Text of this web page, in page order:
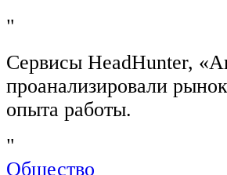
"
Сервисы HeadHunter,
проанализировали
опыта работы.
"
Общество